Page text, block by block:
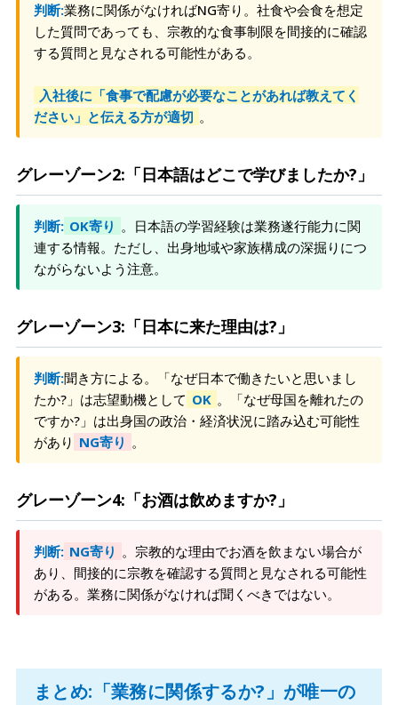
判断:業務に関係がなければNG寄り。社食や会食を想定
した質問であっても、宗教的な食事制限を間接的に確認
する質問と見なされる可能性がある。
入社後に「食事で配慮が必要なことがあれば教えてく
ださい」と伝える方が適切 。
グレーゾーン2:「日本語はどこで学びましたか?」
判断: OK寄り 。日本語の学習経験は業務遂行能力に関
連する情報。ただし、出身地域や家族構成の深掘りにつ
ながらないよう注意。
グレーゾーン3:「日本に来た理由は?」
判断:聞き方による。「なぜ日本で働きたいと思いまし
たか?」は志望動機として OK 。「なぜ母国を離れたの
ですか?」は出身国の政治・経済状況に踏み込む可能性
があり NG寄り 。
グレーゾーン4:「お酒は飲めますか?」
判断: NG寄り 。宗教的な理由でお酒を飲まない場合が
あり、間接的に宗教を確認する質問と見なされる可能性
がある。業務に関係がなければ聞くべきではない。
まとめ:「業務に関係するか?」が唯一の